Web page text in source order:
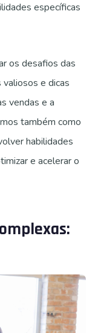
específicas
os desafios das
e dicas
vendas e a
também como
habilidades
e acelerar o